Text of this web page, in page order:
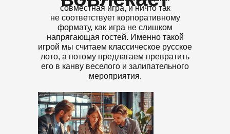
совместная игра, и ничто так
не соответствует корпоративному
формату, как игра не слишком
напрягающая гостей. Именно такой
игрой мы считаем классическое русское
лото, а потому предлагаем превратить
его в канву веселого и залипательного
мероприятия.